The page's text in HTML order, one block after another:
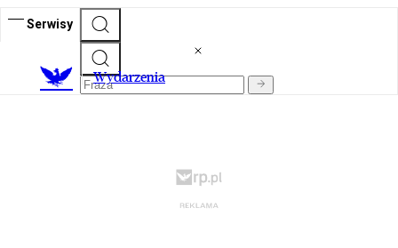
Serwisy
Wydarzenia